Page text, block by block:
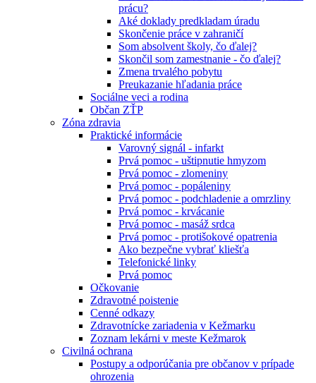
prácu?
Aké doklady predkladam úradu
Skončenie práce v zahraničí
Som absolvent školy, čo ďalej?
Skončil som zamestnanie - čo ďalej?
Zmena trvalého pobytu
Preukazanie hľadania práce
Sociálne veci a rodina
Občan ZŤP
Zóna zdravia
Praktické informácie
Varovný signál - infarkt
Prvá pomoc - uštipnutie hmyzom
Prvá pomoc - zlomeniny
Prvá pomoc - popáleniny
Prvá pomoc - podchladenie a omrzliny
Prvá pomoc - krvácanie
Prvá pomoc - masáž srdca
Prvá pomoc - protišokové opatrenia
Ako bezpečne vybrať kliešťa
Telefonické linky
Prvá pomoc
Očkovanie
Zdravotné poistenie
Cenné odkazy
Zdravotnícke zariadenia v Kežmarku
Zoznam lekárni v meste Kežmarok
Civilná ochrana
Postupy a odporúčania pre občanov v prípade
ohrozenia